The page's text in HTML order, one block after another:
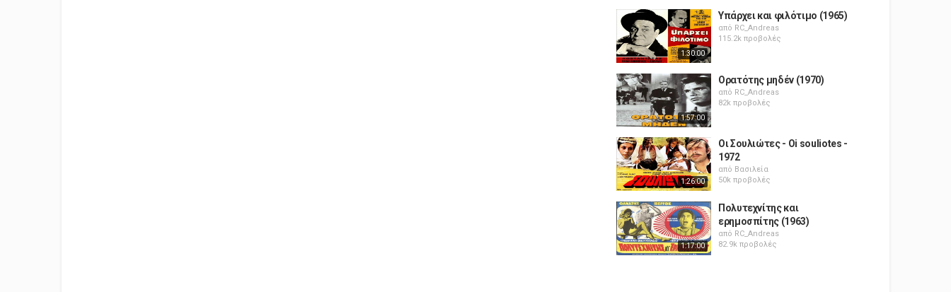
1:30:00
Υπάρχει και φιλότιμο (1965)
από RC_Andreas
115.2k προβολές
1:57:00
Ορατότης μηδέν (1970)
από RC_Andreas
82k προβολές
1:26:00
Οι Σουλιώτες - Oi souliotes -
1972
από Βασιλεία
50k προβολές
1:17:00
Πολυτεχνίτης και
ερημοσπίτης (1963)
από RC_Andreas
82.9k προβολές